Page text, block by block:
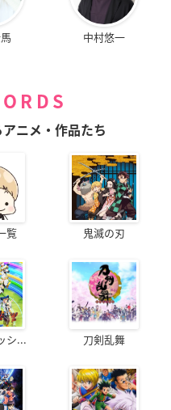
中村悠一
ニメ・作品たち
覧 鬼滅の刃
シ... 刀剣乱舞